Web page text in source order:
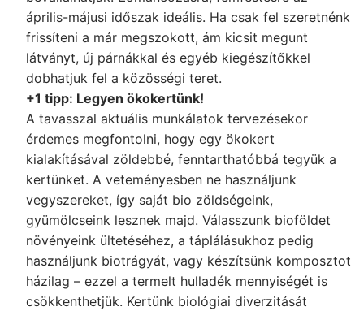
április-májusi időszak ideális. Ha csak fel szeretnénk
frissíteni a már megszokott, ám kicsit megunt
látványt, új párnákkal és egyéb kiegészítőkkel
dobhatjuk fel a közösségi teret.
+1 tipp: Legyen ökokertünk!
A tavasszal aktuális munkálatok tervezésekor
érdemes megfontolni, hogy egy ökokert
kialakításával zöldebbé, fenntarthatóbbá tegyük a
kertünket. A veteményesben ne használjunk
vegyszereket, így saját bio zöldségeink,
gyümölcseink lesznek majd. Válasszunk bioföldet
növényeink ültetéséhez, a táplálásukhoz pedig
használjunk biotrágyát, vagy készítsünk komposztot
házilag – ezzel a termelt hulladék mennyiségét is
csökkenthetjük. Kertünk biológiai diverzitását